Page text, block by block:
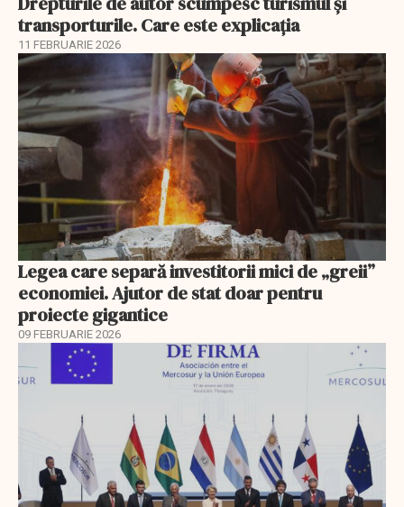
transporturile. Care este explicația
11 FEBRUARIE 2026
Legea care separă investitorii mici de „greii”
economiei. Ajutor de stat doar pentru
proiecte gigantice
09 FEBRUARIE 2026